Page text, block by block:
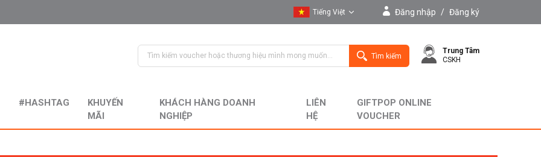
Tiếng Việt
English
Đăng nhập / Đăng ký
Tìm kiếm
Trung Tâm
CSKH
#HASHTAG
KHUYẾN
MÃI
KHÁCH HÀNG DOANH
NGHIỆP
LIÊN
HỆ
GIFTPOP ONLINE
VOUCHER